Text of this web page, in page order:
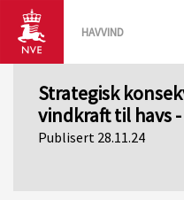
HAVVIND
Strategisk
vindkraft til havs
Publisert 28.11.24